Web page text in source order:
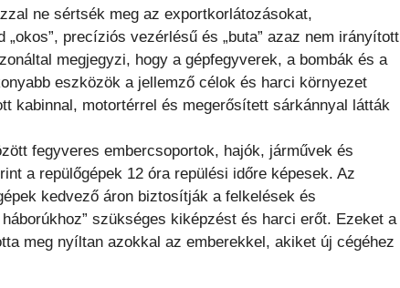
ne sértsék meg az exportkorlátozásokat,
precíziós vezérlésű és „buta” azaz nem irányított
megjegyzi, hogy a gépfegyverek, a bombák és a
eszközök a jellemző célok és harci környezet
kabinnal, motortérrel és megerősített sárkánnyal látták
fegyveres embercsoportok, hajók, járművek és
a repülőgépek 12 óra repülési időre képesek. Az
kedvező áron biztosítják a felkelések és
szükséges kiképzést és harci erőt. Ezeket a
meg nyíltan azokkal az emberekkel, akiket új cégéhez